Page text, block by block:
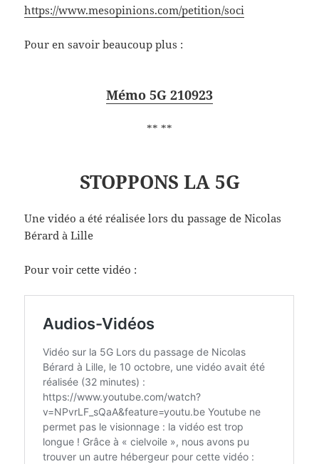
https://www.mesopinions.com/petition/soci
Pour en savoir beaucoup plus :
Mémo 5G 210923
** **
STOPPONS LA 5G
Une vidéo a été réalisée lors du passage de Nicolas
Bérard à Lille
Pour voir cette vidéo :